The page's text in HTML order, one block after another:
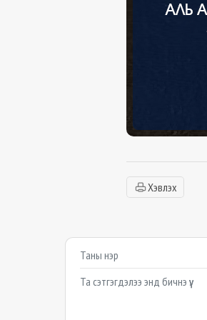
Хэвлэх
Сэтгэгдэл бичих
Example textarea